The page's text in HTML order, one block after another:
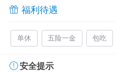
福利待遇
单休 五险一金 包吃
安全提示